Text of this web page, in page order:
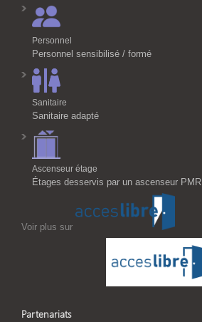
Personnel
Personnel sensibilisé / formé
Sanitaire
Sanitaire adapté
Ascenseur étage
Étages desservis par un ascenseur PMR
Voir plus sur
Partenariats